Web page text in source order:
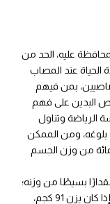
عليه، الحد من
عند المصاب
بمن فيهم
البدين على فهم
الرياضة وتناول
بلوغه، ومن الممكن
هدف هو التخلص من 5 إلى 10 بالمائة من وزن الجسم
بسيطًا من وزنه؛
أي نحو 5 إلى 15 في المائة من وزنه الكلي. أي أنه إذا كان يزن 91 كجم،